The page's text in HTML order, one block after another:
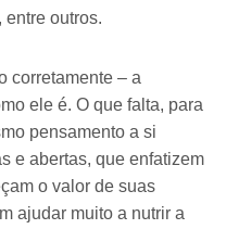
outros.
corretamente – a
ele é. O que falta, para
pensamento a si
e abertas, que enfatizem
o valor de suas
ajudar muito a nutrir a